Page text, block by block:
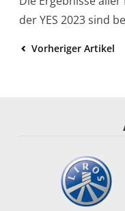
der YES 2023 sind
Vorheriger Artikel